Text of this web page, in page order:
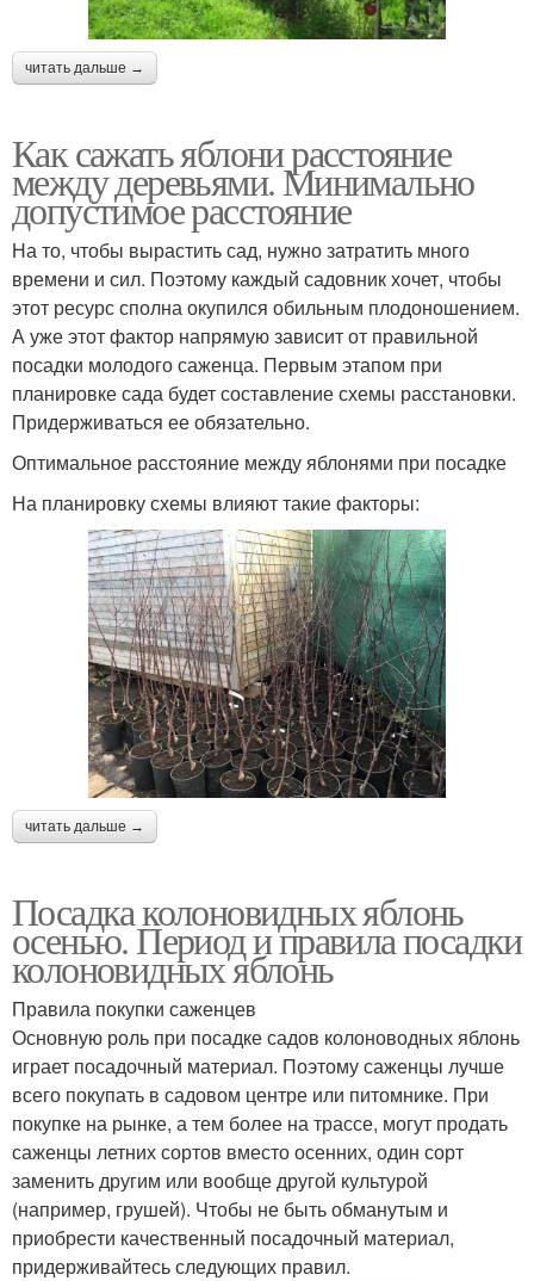
читать дальше →
Как сажать яблони расстояние
между деревьями. Минимально
допустимое расстояние
На то, чтобы вырастить сад, нужно затратить много
времени и сил. Поэтому каждый садовник хочет, чтобы
этот ресурс сполна окупился обильным плодоношением.
А уже этот фактор напрямую зависит от правильной
посадки молодого саженца. Первым этапом при
планировке сада будет составление схемы расстановки.
Придерживаться ее обязательно.
Оптимальное расстояние между яблонями при посадке
На планировку схемы влияют такие факторы:
читать дальше →
Посадка колоновидных яблонь
осенью. Период и правила посадки
колоновидных яблонь
Правила покупки саженцев
Основную роль при посадке садов колоноводных яблонь
играет посадочный материал. Поэтому саженцы лучше
всего покупать в садовом центре или питомнике. При
покупке на рынке, а тем более на трассе, могут продать
саженцы летних сортов вместо осенних, один сорт
заменить другим или вообще другой культурой
(например, грушей). Чтобы не быть обманутым и
приобрести качественный посадочный материал,
придерживайтесь следующих правил.